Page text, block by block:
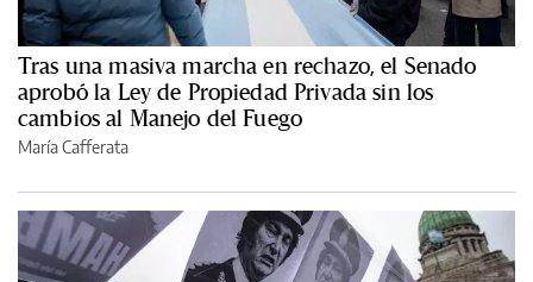
Tras una masiva marcha en rechazo, el Senado
aprobó la Ley de Propiedad Privada sin los
cambios al Manejo del Fuego
María Cafferata